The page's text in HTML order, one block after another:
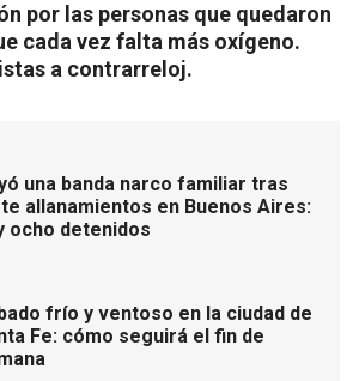
por las personas que quedaron
cada vez falta más oxígeno.
a contrarreloj.
una banda narco familiar tras
allanamientos en Buenos Aires:
ocho detenidos
frío y ventoso en la ciudad de
Fe: cómo seguirá el fin de